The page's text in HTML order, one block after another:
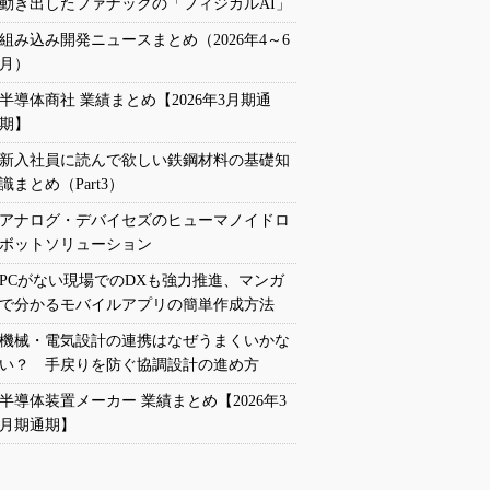
動き出したファナックの「フィジカルAI」
組み込み開発ニュースまとめ（2026年4～6
月）
半導体商社 業績まとめ【2026年3月期通
期】
新入社員に読んで欲しい鉄鋼材料の基礎知
識まとめ（Part3）
アナログ・デバイセズのヒューマノイドロ
ボットソリューション
PCがない現場でのDXも強力推進、マンガ
で分かるモバイルアプリの簡単作成方法
機械・電気設計の連携はなぜうまくいかな
い？ 手戻りを防ぐ協調設計の進め方
半導体装置メーカー 業績まとめ【2026年3
月期通期】